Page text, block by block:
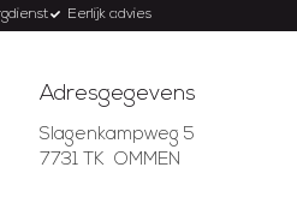
Eerlijk advies
Adresgegevens
Slagenkampweg 5
7731 TK OMMEN